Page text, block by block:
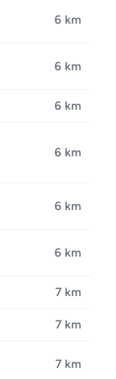
6 km
6 km
6 km
6 km
6 km
6 km
7 km
7 km
7 km